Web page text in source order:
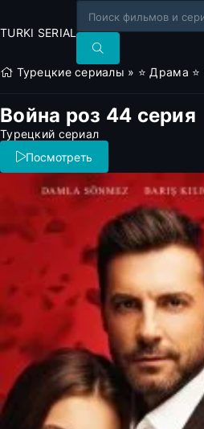
TURKI SERIAL
Турецкие сериалы » ⭐ Драма ⭐
Война роз 44 серия
Турецкий сериал
Посмотреть